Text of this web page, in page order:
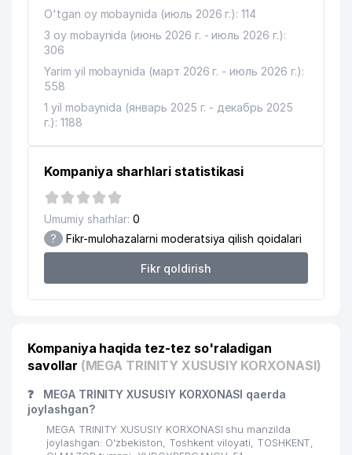
14 ENERGOPRIBOR MChJ
15 MAZALI OSH TUZI MChJ 527 м
16 ELECTRO REM STROY MChJ 529 м
17 ELEKTRJIHOZNUR MChJ 533 м
19 ELEKTRASBOBSAVDO MChJ
20
ELEKTROTA'MINOT OILAVIY
KORXONASI
21
OLMAZOR TUMANI MADANIYAT
547 м
MChJ
24 THERMAL SYSTEMS MChJ 589 м
25 BOJMET-SERVIS MChJ 591 м
26 MARKETING-SERVIS MChJ 596 м
O'tgan oy mobaynida (июль 2026 г.): 114
3 oy mobaynida (июнь 2026 г. - июль 2026 г.):
306
Yarim yil mobaynida (март 2026 г. - июль 2026 г.):
558
1 yil mobaynida (январь 2025 г. - декабрь 2025
г.): 1188
Kompaniya sharhlari statistikasi
Umumiy sharhlar: 0
? Fikr-mulohazalarni moderatsiya qilish qoidalari
Fikr qoldirish
Kompaniya haqida tez-tez so'raladigan
savollar (MEGA TRINITY XUSUSIY KORXONASI)
❓
MEGA TRINITY XUSUSIY KORXONASI qaerda
joylashgan?
MEGA TRINITY XUSUSIY KORXONASI shu manzilda
joylashgan: O'zbekiston, Toshkent viloyati, TOSHKENT,